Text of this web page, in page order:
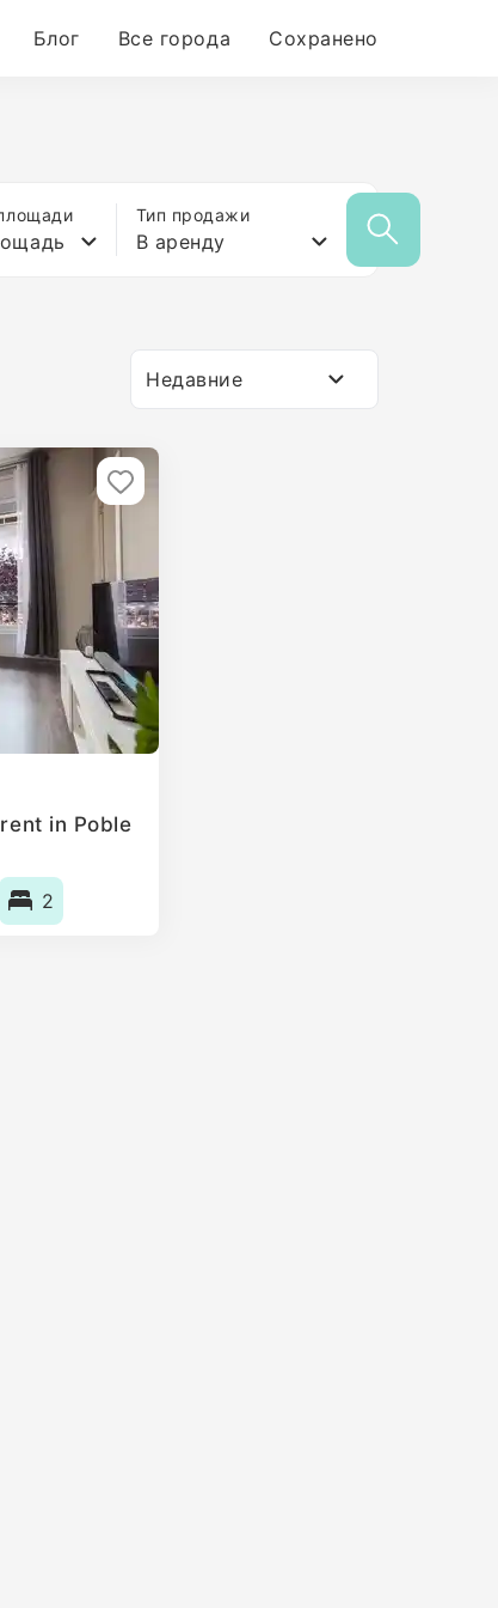
Блог Все города Сохранено
Тип продажи
В аренду
Недавние
in Poble
2